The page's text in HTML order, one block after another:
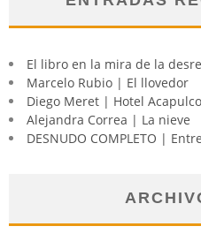
El libro en la mira de la
Marcelo Rubio | El llovedor
Diego Meret | Hotel Acapulco
Alejandra Correa | La nieve
DESNUDO COMPLETO |